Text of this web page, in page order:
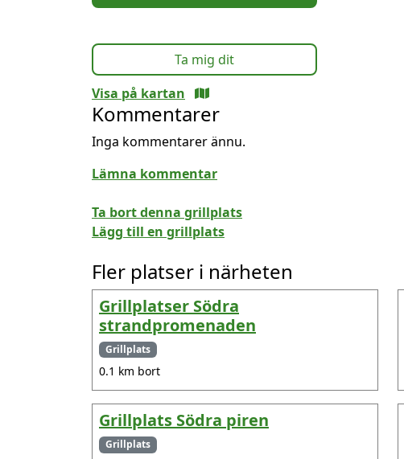
Ta mig dit
Visa på kartan
Kommentarer
Inga kommentarer ännu.
Lämna kommentar
Ta bort denna grillplats
Lägg till en grillplats
Fler platser i närheten
Grillplatser Södra
strandpromenaden
Grillplats
0.1 km bort
Grillplats Södra piren
Grillplats